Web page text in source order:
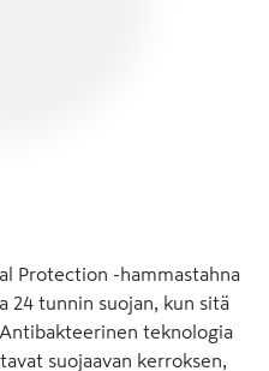
Protection -hammastahna
24 tunnin suojan, kun sitä
teknologia
suojaavan kerroksen,